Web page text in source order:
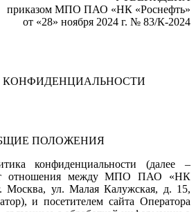
приказом МПО ПАО «НК «Роснефть»
от «28» ноября 2024 г. № 83/К-2024
КОНФИДЕНЦИАЛЬНОСТИ
ПОЛОЖЕНИЯ
конфиденциальности (далее –
отношения между МПО ПАО «НК
Москва, ул. Малая Калужская, д. 15,
и посетителем сайта Оператора